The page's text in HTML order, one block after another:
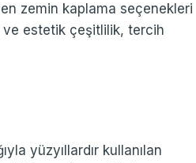
zemin kaplama seçenekleri
ve estetik çeşitlilik, tercih
yüzyıllardır kullanılan